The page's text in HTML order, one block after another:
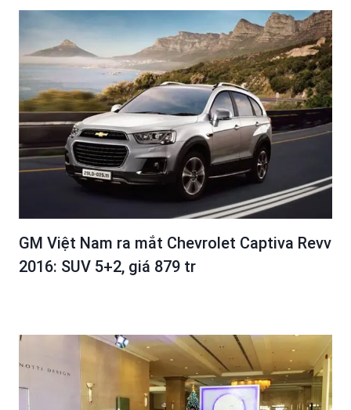
GM Việt Nam ra mắt Chevrolet Captiva Revv
2016: SUV 5+2, giá 879 tr